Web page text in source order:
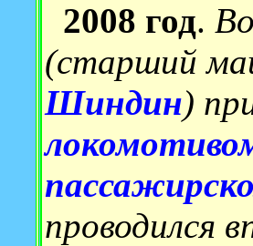
2008 год.
(старший
Шиндин)
проводился